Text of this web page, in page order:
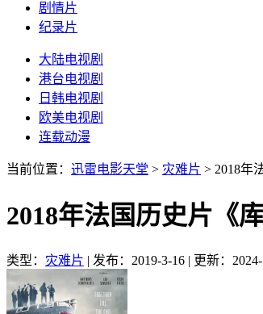
剧情片
纪录片
大陆电视剧
港台电视剧
日韩电视剧
欧美电视剧
连载动漫
当前位置： 迅雷电影天堂 > 灾难片 > 2018年
2018年法国历史片《
类型： 灾难片 | 发布：2019-3-16 | 更新：